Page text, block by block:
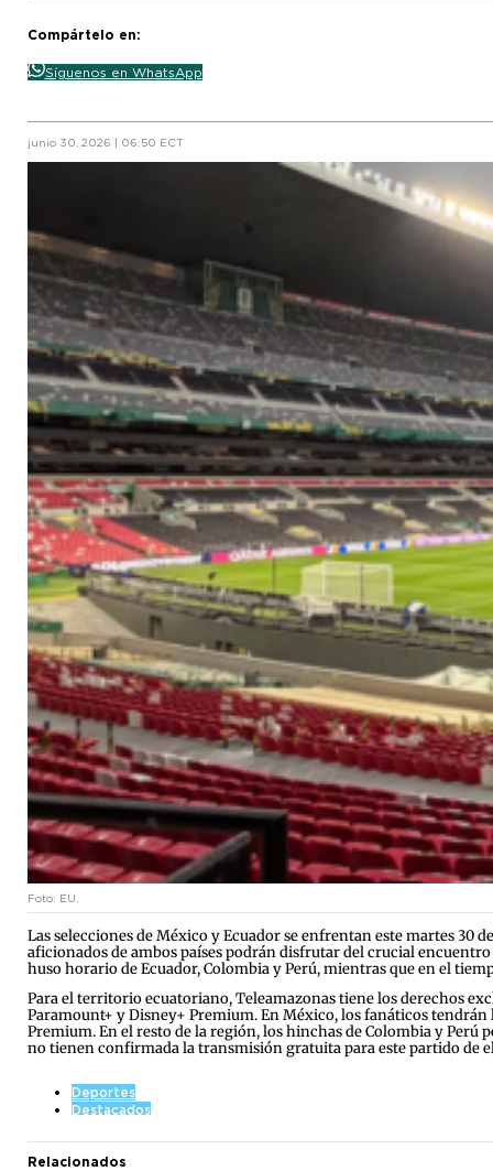
Compártelo en:
Síguenos en WhatsApp
junio 30, 2026 | 06:50 ECT
Foto: EU.
Las selecciones de México y Ecuador se enfrentan este martes 30
aficionados de ambos países podrán disfrutar del crucial
huso horario de Ecuador, Colombia y Perú, mientras que en el
Para el territorio ecuatoriano, Teleamazonas tiene los derechos
Paramount+ y Disney+ Premium. En México, los fanáticos tendrán
Premium. En el resto de la región, los hinchas de Colombia y Perú
no tienen confirmada la transmisión gratuita para este partido de
Deportes
Destacados
Relacionados